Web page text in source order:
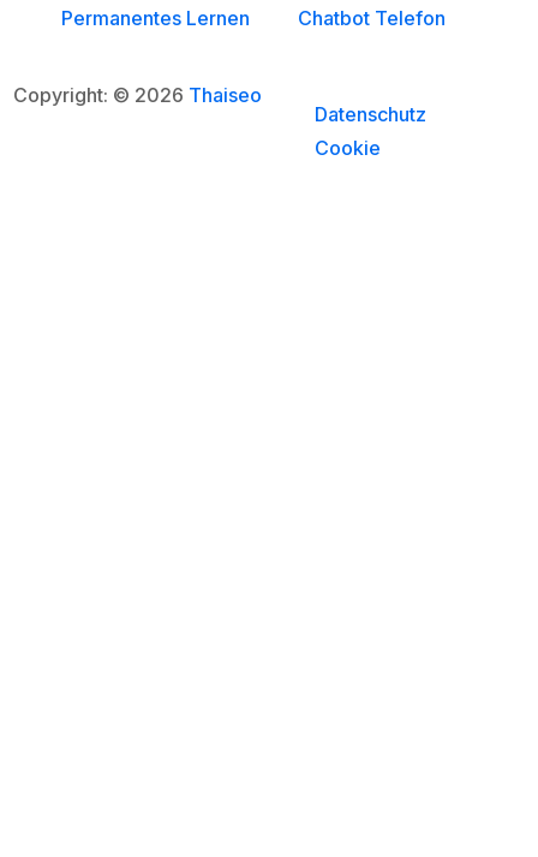
Permanentes Lernen
Chatbot Telefon
Copyright: © 2026 Thaiseo
Datenschutz
Cookie